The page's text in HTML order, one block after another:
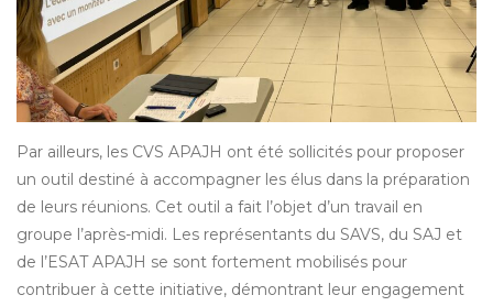
Par ailleurs, les CVS APAJH ont été sollicités pour proposer
un outil destiné à accompagner les élus dans la préparation
de leurs réunions. Cet outil a fait l’objet d’un travail en
groupe l’après-midi. Les représentants du SAVS, du SAJ et
de l’ESAT APAJH se sont fortement mobilisés pour
contribuer à cette initiative, démontrant leur engagement